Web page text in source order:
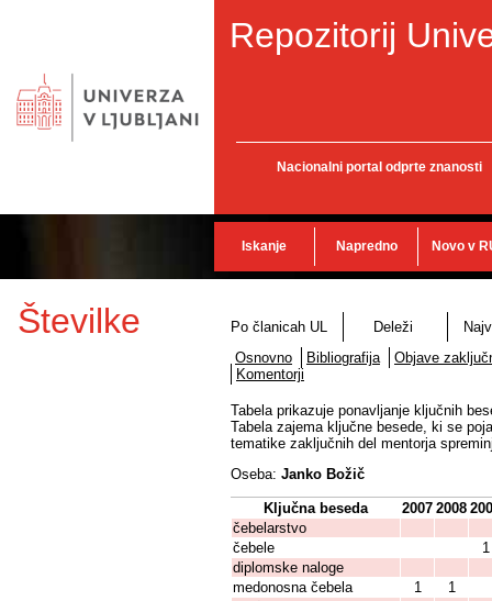
Repozitorij
Nacionalni portal odprte znanosti
Iskanje Napredno Novo v
Številke Po članicah UL Deleži
Osnovno
Bibliografija
Objave
Komentorji
Tabela prikazuje ponavljanje ključnih
Tabela zajema ključne besede, ki se
tematike zaključnih del mentorja
Oseba: Janko Božič
Ključna beseda 2007 2008
čebelarstvo
čebele
1
diplomske naloge
medonosna čebela
1
1